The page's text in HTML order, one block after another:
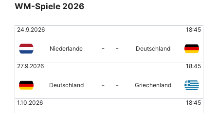
WM-Spiele 2026
24.9.2026 18:45
Niederlande - - Deutschland
27.9.2026 18:45
Deutschland - - Griechenland
1.10.2026 18:45